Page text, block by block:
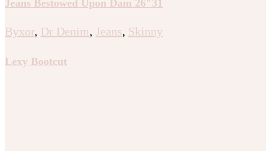
Jeans Bestowed Upon Dam 26″31
Byxor, Dr Denim, Jeans, Skinny
Lexy Bootcut